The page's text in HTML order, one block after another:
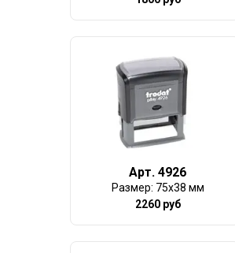
Арт. 4926
Размер: 75х38 мм
2260 руб